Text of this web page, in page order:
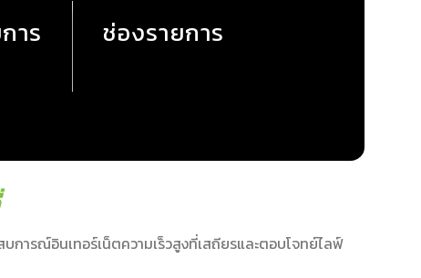
าร ช่องรายการ
การณ์อินเทอร์เน็ตความเร็วสูงที่เสถียรและตอบโจทย์ไลฟ์